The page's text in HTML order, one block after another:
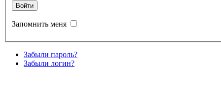
Запомнить меня
Забыли пароль?
Забыли логин?